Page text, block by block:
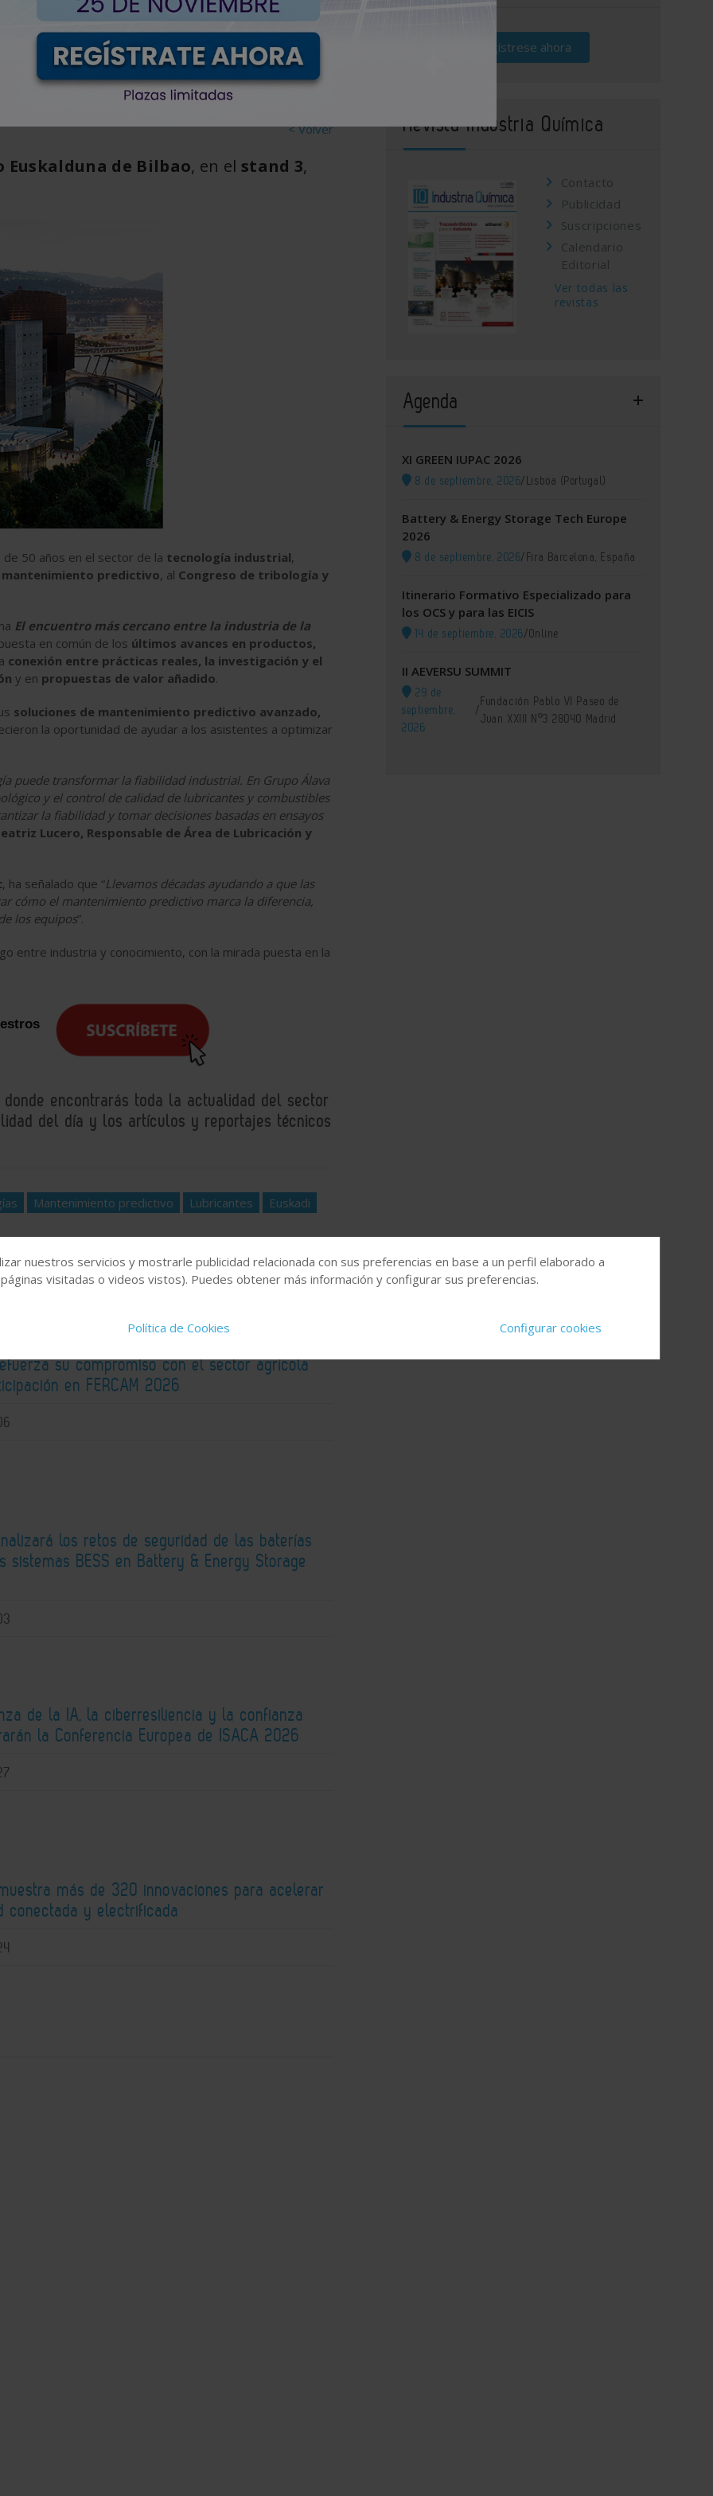
predictivo
< Volver
Euskalduna de Bilbao, en elstand 3,
50 años en el sector de la tecnología industrial,
mantenimiento predictivo, al Congreso de tribología y
El encuentro más cercano entre la industria de la
en común de los últimos avances en productos,
conexión entre prácticas reales, la investigación y el
y en propuestas de valor añadido.
soluciones de mantenimiento predictivo avanzado,
la oportunidad de ayudar a los asistentes a optimizar
puede transformar la fiabilidad industrial. En Grupo Álava
y el control de calidad de lubricantes y combustibles
la fiabilidad y tomar decisiones basadas en ensayos
Lucero, Responsable de Área de Lubricación y
, ha señalado que “Llevamos décadas ayudando a que las
cómo el mantenimiento predictivo marca la diferencia,
los equipos”.
entre industria y conocimiento, con la mirada puesta en la
donde encontrarás toda la actualidad del sector
del día y los artículos y reportajes técnicos
Mantenimiento predictivo Lubricantes
Euskadi
su compromiso con el sector agrícola
en FERCAM 2026
analizará los retos de seguridad de las baterías
sistemas BESS en Battery & Energy Storage
de la IA, la ciberresiliencia y la confianza
la Conferencia Europea de ISACA 2026
más de 320 innovaciones para acelerar
conectada y electrificada
Regístrese ahora
Revista Industria Química
Contacto
Publicidad
Suscripciones
Calendario
Editorial
Ver todas las
revistas
Agenda
XI GREEN IUPAC 2026
8 de septiembre, 2026/Lisboa (Portugal)
Battery & Energy Storage Tech Europe
2026
8 de septiembre, 2026/Fira Barcelona, España
Itinerario Formativo Especializado para
los OCS y para las EICIS
14 de septiembre, 2026/Online
II AEVERSU SUMMIT
29 de
septiembre,
2026
/
Fundación Pablo VI Paseo de
Juan XXIII Nº3 28040 Madrid
nuestros servicios y mostrarle publicidad relacionada con sus preferencias en base a un perfil elaborado a
visitadas o videos vistos). Puedes obtener más información y configurar sus preferencias.
Política de Cookies Configurar cookies